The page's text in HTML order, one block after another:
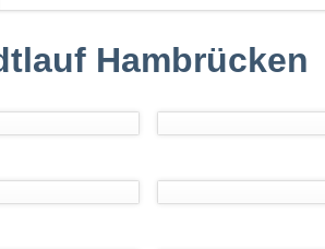
Hambrücken